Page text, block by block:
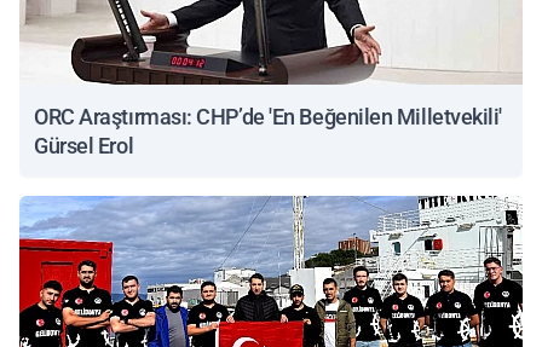
ORC Araştırması: CHP’de 'En Beğenilen Milletvekili'
Gürsel Erol